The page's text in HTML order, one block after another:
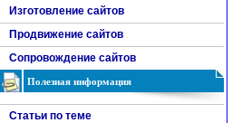
Изготовление сайтов
Продвижение сайтов
Сопровождение сайтов
Полезная информация
Статьи по теме